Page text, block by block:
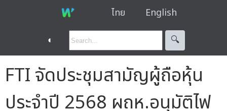
ไทย English
◐ 🔍︎
FTI จัดประชุมสามัญผู้ถือหุ้น
ประจำปี 2568 ผถห.อนุมัติไฟ